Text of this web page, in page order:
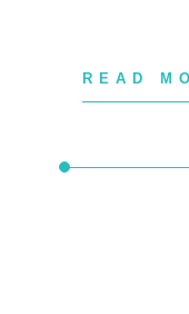
READ